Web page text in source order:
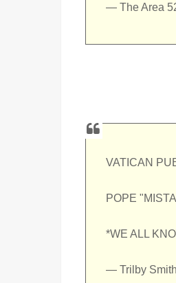
— The Area
VATICAN
POPE
*WE ALL
— Trilby